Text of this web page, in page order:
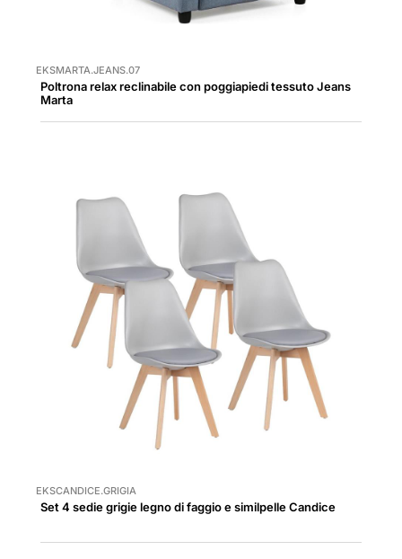
EKSMARTA.JEANS.07
Poltrona relax reclinabile con poggiapiedi tessuto Jeans
Marta
EKSCANDICE.GRIGIA
Set 4 sedie grigie legno di faggio e similpelle Candice